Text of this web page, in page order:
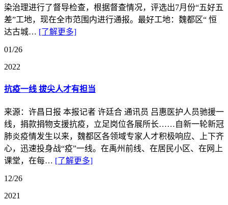
染治理进行了督导检查，根据督查情况，评选出7月份“五好五
差”工地，现在全市范围内进行通报。最好工地：魏都区“ 恒
达古城… [了解更多]
01/26
2022
抗疫一线 拔尖人才有担当
来源：许昌日报 本报记者 许廷合 通讯员 吕惠医护人员驰援一
线，捐款捐物支援抗疫，立足岗位各展所长……自新一轮新冠
肺炎疫情发生以来，魏都区各领域专家人才积极响应、上下齐
心，迅速投身战“疫”一线。在禹州前线、在居民小区、在网上
课堂，在每… [了解更多]
12/26
2021